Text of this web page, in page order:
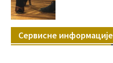
Сервисне информације